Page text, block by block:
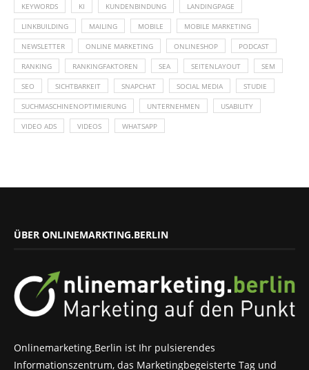
KEYWORDS KI KUNDENBINDUNG LANDINGPAGE
LINKBUILDING MAILING MOBILE MOBILE MARKETING
NEWSLETTER ONLINE MARKETING ONLINESHOP PODCAST
RANKING RANKINGFAKTOREN SEA SEITENLAYOUT SEM
SEO SICHTBARKEIT SNAPCHAT SOCIAL MEDIA STUDIE
SUCHMASCHINENOPTIMIERUNG UNTERNEHMEN USABILITY
VIDEO ADS VIDEOS WHATSAPP
ÜBER ONLINEMARKTING.BERLIN
Onlinemarketing.Berlin ist Ihr pulsierendes
Informationszentrum, das Marketingbegeisterte Tag und